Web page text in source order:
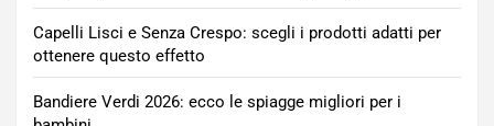
Capelli Lisci e Senza Crespo: scegli i prodotti adatti per
ottenere questo effetto
Bandiere Verdi 2026: ecco le spiagge migliori per i